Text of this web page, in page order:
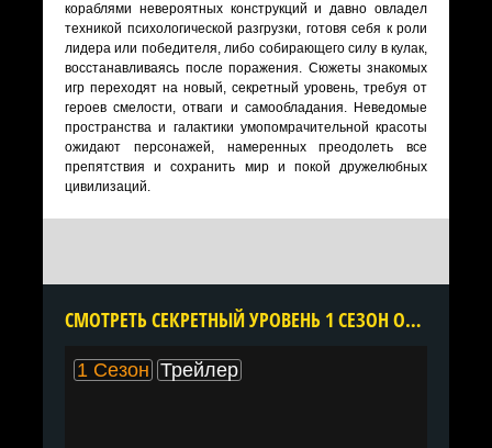
кораблями невероятных конструкций и давно овладел
техникой психологической разгрузки, готовя себя к роли
лидера или победителя, либо собирающего силу в кулак,
восстанавливаясь после поражения. Сюжеты знакомых
игр переходят на новый, секретный уровень, требуя от
героев смелости, отваги и самообладания. Неведомые
пространства и галактики умопомрачительной красоты
ожидают персонажей, намеренных преодолеть все
препятствия и сохранить мир и покой дружелюбных
цивилизаций.
CМОТРЕТЬ СЕКРЕТНЫЙ УРОВЕНЬ 1 СЕЗОН ОНЛАЙН В ХОРОШЕМ КАЧЕСТВЕ ВСЕ СЕРИИ ПОДРЯД БЕСПЛАТНО
1 Сезон Трейлер